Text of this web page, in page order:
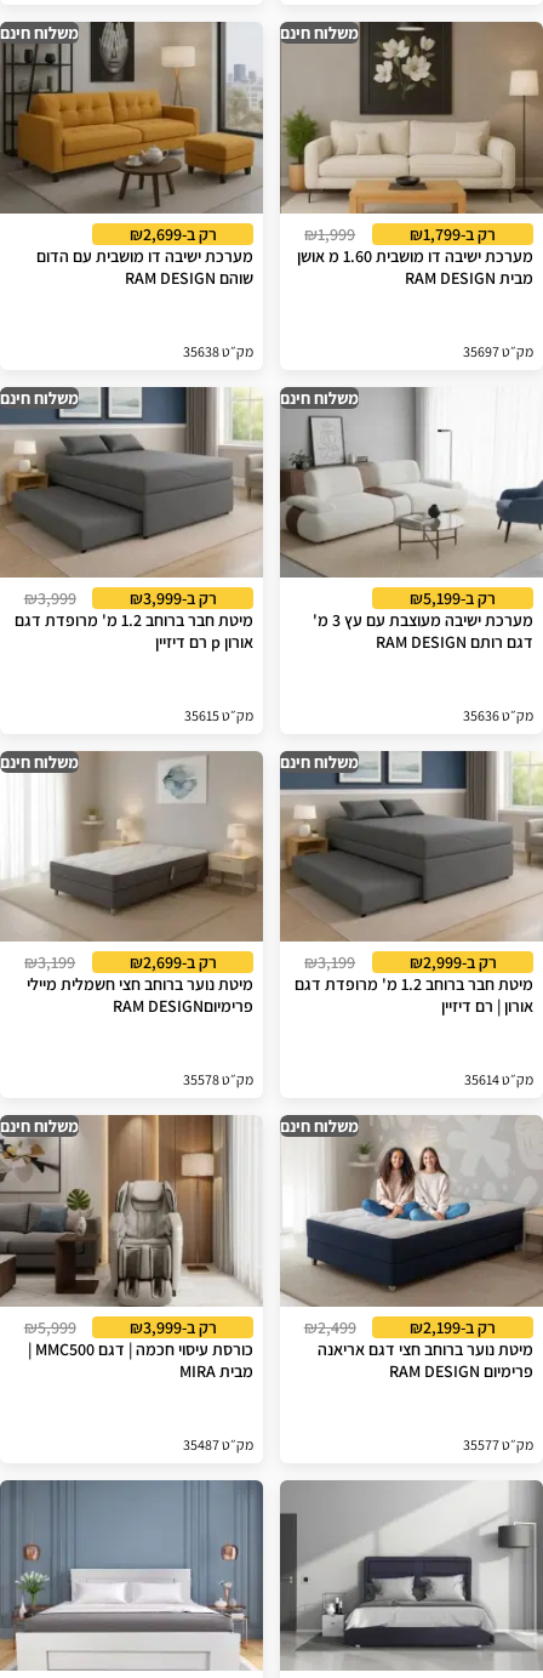
משלוח חינם
רק ב-₪1,799
₪1,999
מערכת ישיבה דו מושבית 1.60 מ אושן
מבית RAM DESIGN
מק״ט 35697
משלוח חינם
רק ב-₪2,699
מערכת ישיבה דו מושבית עם הדום
שוהם RAM DESIGN
מק״ט 35638
משלוח חינם
רק ב-₪5,199
מערכת ישיבה מעוצבת עם עץ 3 מ'
דגם רותם RAM DESIGN
מק״ט 35636
משלוח חינם
רק ב-₪3,999
₪3,999
מיטת חבר ברוחב 1.2 מ' מרופדת דגם
אורון p רם דיזיין
מק״ט 35615
משלוח חינם
רק ב-₪2,999
₪3,199
מיטת חבר ברוחב 1.2 מ' מרופדת דגם
אורון | רם דיזיין
מק״ט 35614
משלוח חינם
רק ב-₪2,699
₪3,199
מיטת נוער ברוחב חצי חשמלית מיילי
פרימיוםRAM DESIGN
מק״ט 35578
משלוח חינם
רק ב-₪2,199
₪2,499
מיטת נוער ברוחב חצי דגם אריאנה
פרימיום RAM DESIGN
מק״ט 35577
משלוח חינם
רק ב-₪3,999
₪5,999
כורסת עיסוי חכמה | דגם MMC500 |
מבית MIRA
מק״ט 35487